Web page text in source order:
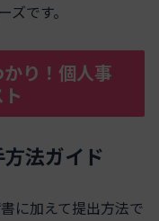
です。
り！個人事
法ガイド
に加えて提出方法で